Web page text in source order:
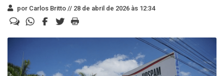
por Carlos Britto // 28 de abril de 2026 às 12:34